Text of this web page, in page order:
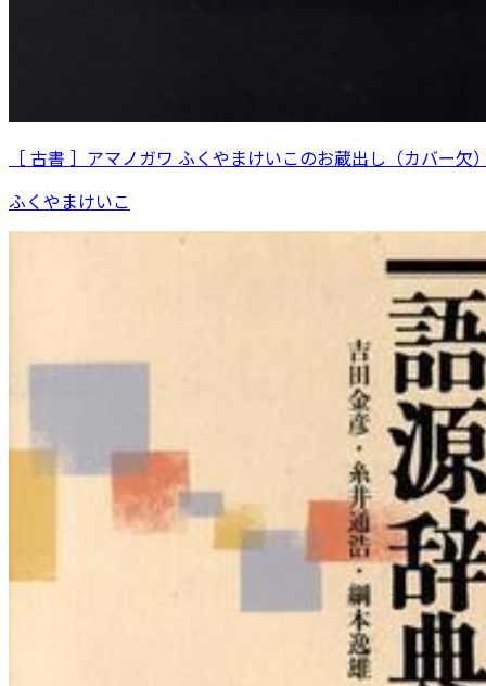
［ 古書 ］アマノガワ ふくやまけいこのお蔵出し（カバー欠
ふくやまけいこ